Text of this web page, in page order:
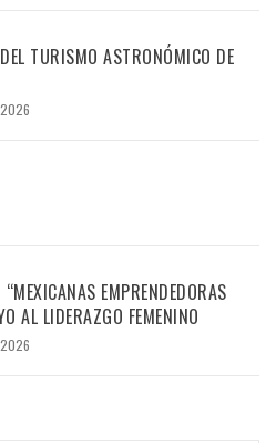
TURISMO ASTRONÓMICO DE
2026
EMPRENDEDORAS
AL LIDERAZGO FEMENINO